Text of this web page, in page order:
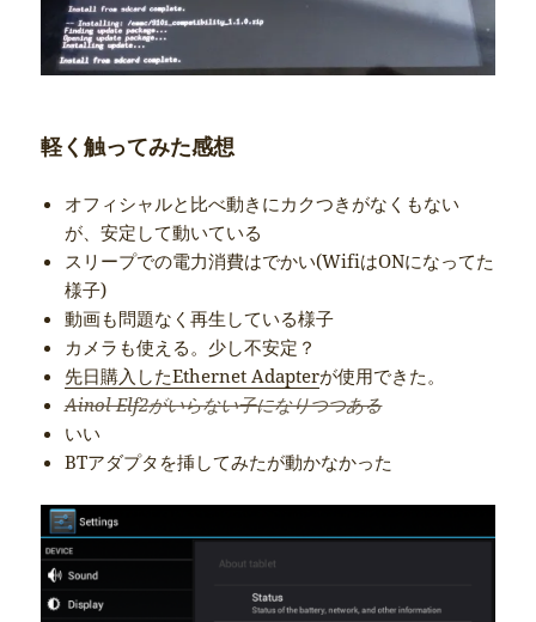
軽く触ってみた感想
オフィシャルと比べ動きにカクつきがなくもない
が、安定して動いている
スリープでの電力消費はでかい(WifiはONになってた
様子)
動画も問題なく再生している様子
カメラも使える。少し不安定？
先日購入したEthernet Adapterが使用できた。
Ainol Elf2がいらない子になりつつある
いい
BTアダプタを挿してみたが動かなかった